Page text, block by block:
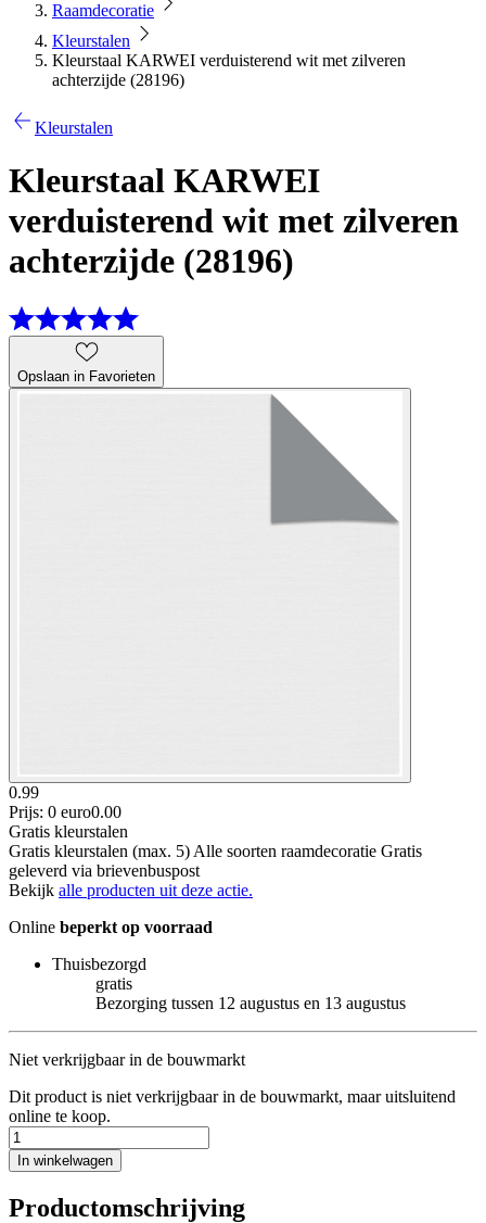
Raamdecoratie
Kleurstalen
Kleurstaal KARWEI verduisterend wit met zilveren
achterzijde (28196)
Kleurstalen
Kleurstaal KARWEI
verduisterend wit met zilveren
achterzijde (28196)
Opslaan in Favorieten
0.99
Prijs: 0 euro0.00
Gratis kleurstalen
Gratis kleurstalen (max. 5) Alle soorten raamdecoratie Gratis
geleverd via brievenbuspost
Bekijk alle producten uit deze actie.
Online beperkt op voorraad
Thuisbezorgd
gratis
Bezorging tussen 12 augustus en 13 augustus
Niet verkrijgbaar in de bouwmarkt
Dit product is niet verkrijgbaar in de bouwmarkt, maar uitsluitend
online te koop.
In winkelwagen
Productomschrijving